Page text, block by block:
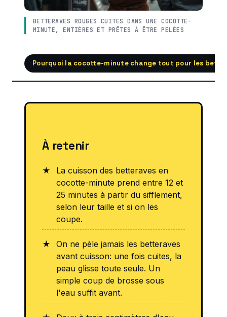
BETTERAVES ROUGES CUITES DANS UNE COCOTTE-
MINUTE, ENTIÈRES ET PRÊTES À ÊTRE PELÉES
Pourquoi la cocotte-minute change tout pour les
À retenir
La cuisson des betteraves en
cocotte-minute prend entre 12 et
25 minutes à partir du sifflement,
selon leur taille et si on les
coupe.
On ne pèle jamais les betteraves
avant cuisson: une fois cuites, la
peau glisse toute seule. Un
simple coup de brosse sous
l'eau suffit avant.